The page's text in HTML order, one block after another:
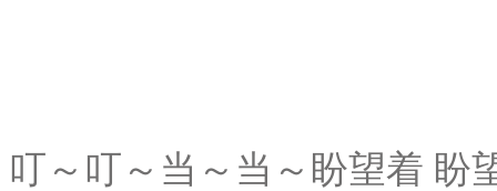
叮～叮～当～当～盼望着 盼